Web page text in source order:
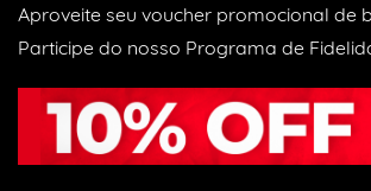
Aproveite seu voucher promocional de
Participe do nosso Programa de